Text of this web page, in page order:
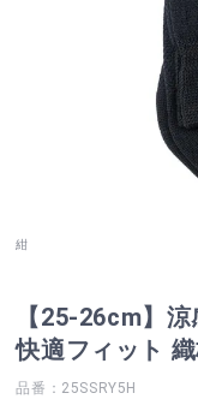
紺
【25-26cm】
快適フィット
品番：25SSRY5H